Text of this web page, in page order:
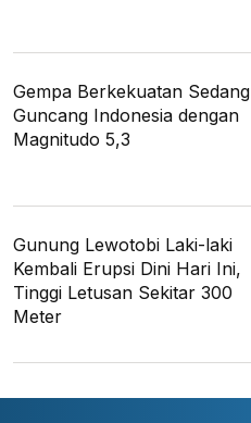
Gempa Berkekuatan Sedang
Guncang Indonesia dengan
Magnitudo 5,3
Gunung Lewotobi Laki-laki
Kembali Erupsi Dini Hari Ini,
Tinggi Letusan Sekitar 300
Meter